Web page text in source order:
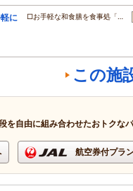
に
□お手軽な和食膳を食事処「…
この施
を自由に組み合わせたおトクな
航空券付プラ